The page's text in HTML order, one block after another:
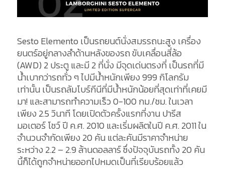
Sesto Elemento เป็นรถยนต์นั่งสมรรถนะสูง เครื่อง
ยนตร์อยู่กลางลำด้านหลังของรถ ขับเคลื่อนสี่ล้อ
(AWD) 2 ประตู และมี 2 ที่นั่ง มีจุดเด่นตรงที่ เป็นรถที่มี
น้ำเบากว่ารถทั่ว ๆ ไปมีน้ำหนักเพียง 999 กิโลกรัม
เท่านั้น เป็นรถลัมโบร์กีนีที่มีน้ำหนักน้อยที่สุดเท่าที่เคยมี
มา! และสามารถทำความเร็ว 0-100 กม./ชม. ในเวลา
เพียง 2.5 วินาที โดยเปิดตัวครั้งแรกที่งาน ปารีส
มอเตอร์ โชว์ ปี ค.ศ. 2010 และเริ่มผลิตในปี ค.ศ. 2011 ใน
จำนวนจำกัดเพียง 20 คัน แต่ละคันมีราคาจำหน่าย
ระหว่าง 2.2 – 2.9 ล้านดอลลาร์ ซึ่งปัจจุบันรถทั้ง 20 คัน
นี้ก็ได้ถูกจำหน่ายออกไปหมดเป็นที่เรียบร้อยแล้ว